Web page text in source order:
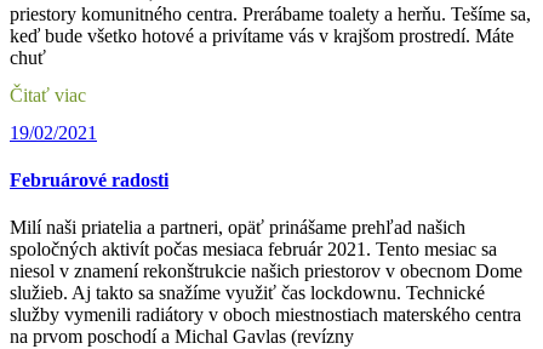
priestory komunitného centra. Prerábame toalety a herňu. Tešíme sa,
keď bude všetko hotové a privítame vás v krajšom prostredí. Máte
chuť
Čitať viac
19/02/2021
Februárové radosti
Milí naši priatelia a partneri, opäť prinášame prehľad našich
spoločných aktivít počas mesiaca február 2021. Tento mesiac sa
niesol v znamení rekonštrukcie našich priestorov v obecnom Dome
služieb. Aj takto sa snažíme využiť čas lockdownu. Technické
služby vymenili radiátory v oboch miestnostiach materského centra
na prvom poschodí a Michal Gavlas (revízny